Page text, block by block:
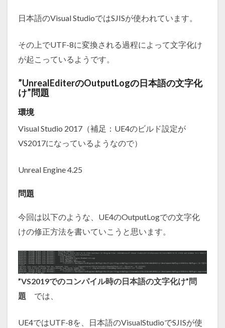
日本語のVisual StudioではSJISが使われています。
その上でUTF-8に変換される過程によって文字化け
が起こっているようです。
”UnrealEditerのOutputLogの日本語の文字化
け”問題
環境
Visual Studio 2017（補足：UE4のビルド設定が
VS2017になっているようなので）
Unreal Engine 4.25
問題
今回は以下のような、UE4のOutputLogでの文字化
けの修正方法を書いていこうと思います。
”VS2019でのコンパイル時の日本語の文字化け”問
題 では、
UE4ではUTF-8を、日本語のVisualStudioでSJISが使